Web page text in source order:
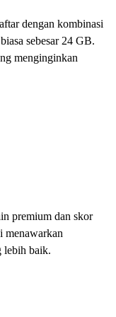
dengan kombinasi
sebesar 24 GB.
menginginkan
premium dan skor
lebih baik.